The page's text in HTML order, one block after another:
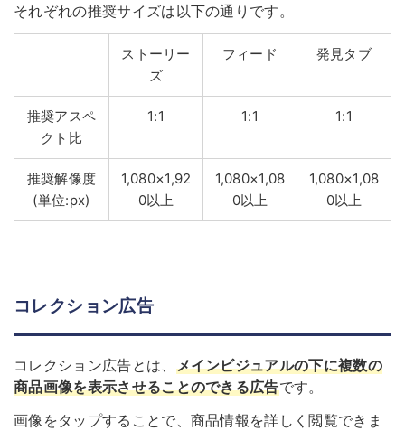
それぞれの推奨サイズは以下の通りです。
ストーリー
ズ
フィード 発見タブ
推奨アスペ
クト比
1:1 1:1 1:1
推奨解像度
(単位:px)
1,080×1,92
0以上
1,080×1,08
0以上
1,080×1,08
0以上
コレクション広告
コレクション広告とは、 メインビジュアルの下に複数の
商品画像を表示させることのできる広告です。
画像をタップすることで、商品情報を詳しく閲覧できま